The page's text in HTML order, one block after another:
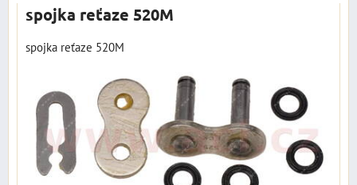
spojka reťaze 520M
spojka reťaze 520M